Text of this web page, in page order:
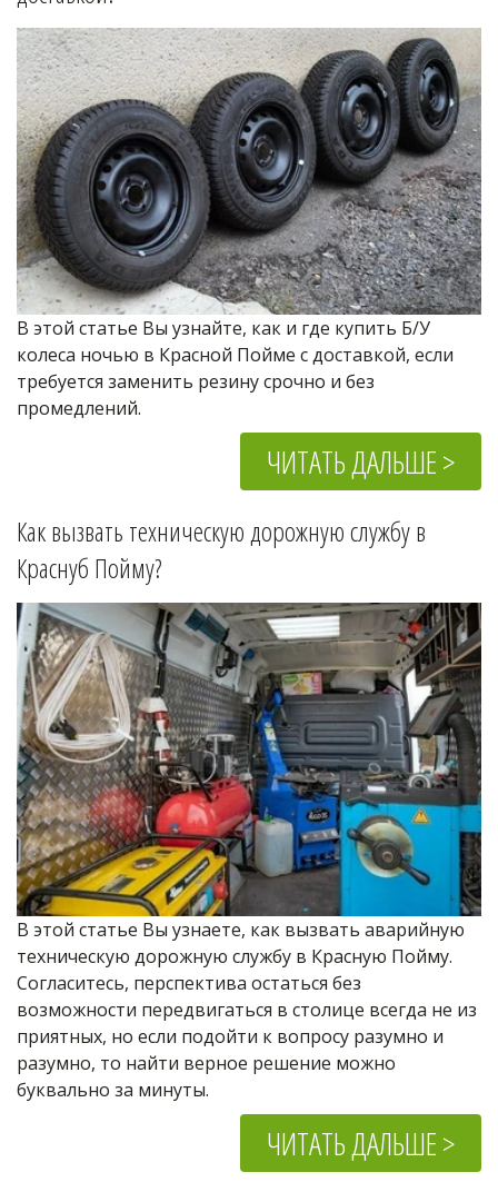
В этой статье Вы узнайте, как и где купить Б/У
колеса ночью в Красной Пойме с доставкой, если
требуется заменить резину срочно и без
промедлений.
ЧИТАТЬ ДАЛЬШЕ >
Краснуб Пойму?
В этой статье Вы узнаете, как вызвать аварийную
техническую дорожную службу в Красную Пойму.
Согласитесь, перспектива остаться без
возможности передвигаться в столице всегда не из
приятных, но если подойти к вопросу разумно и
разумно, то найти верное решение можно
буквально за минуты.
ЧИТАТЬ ДАЛЬШЕ >